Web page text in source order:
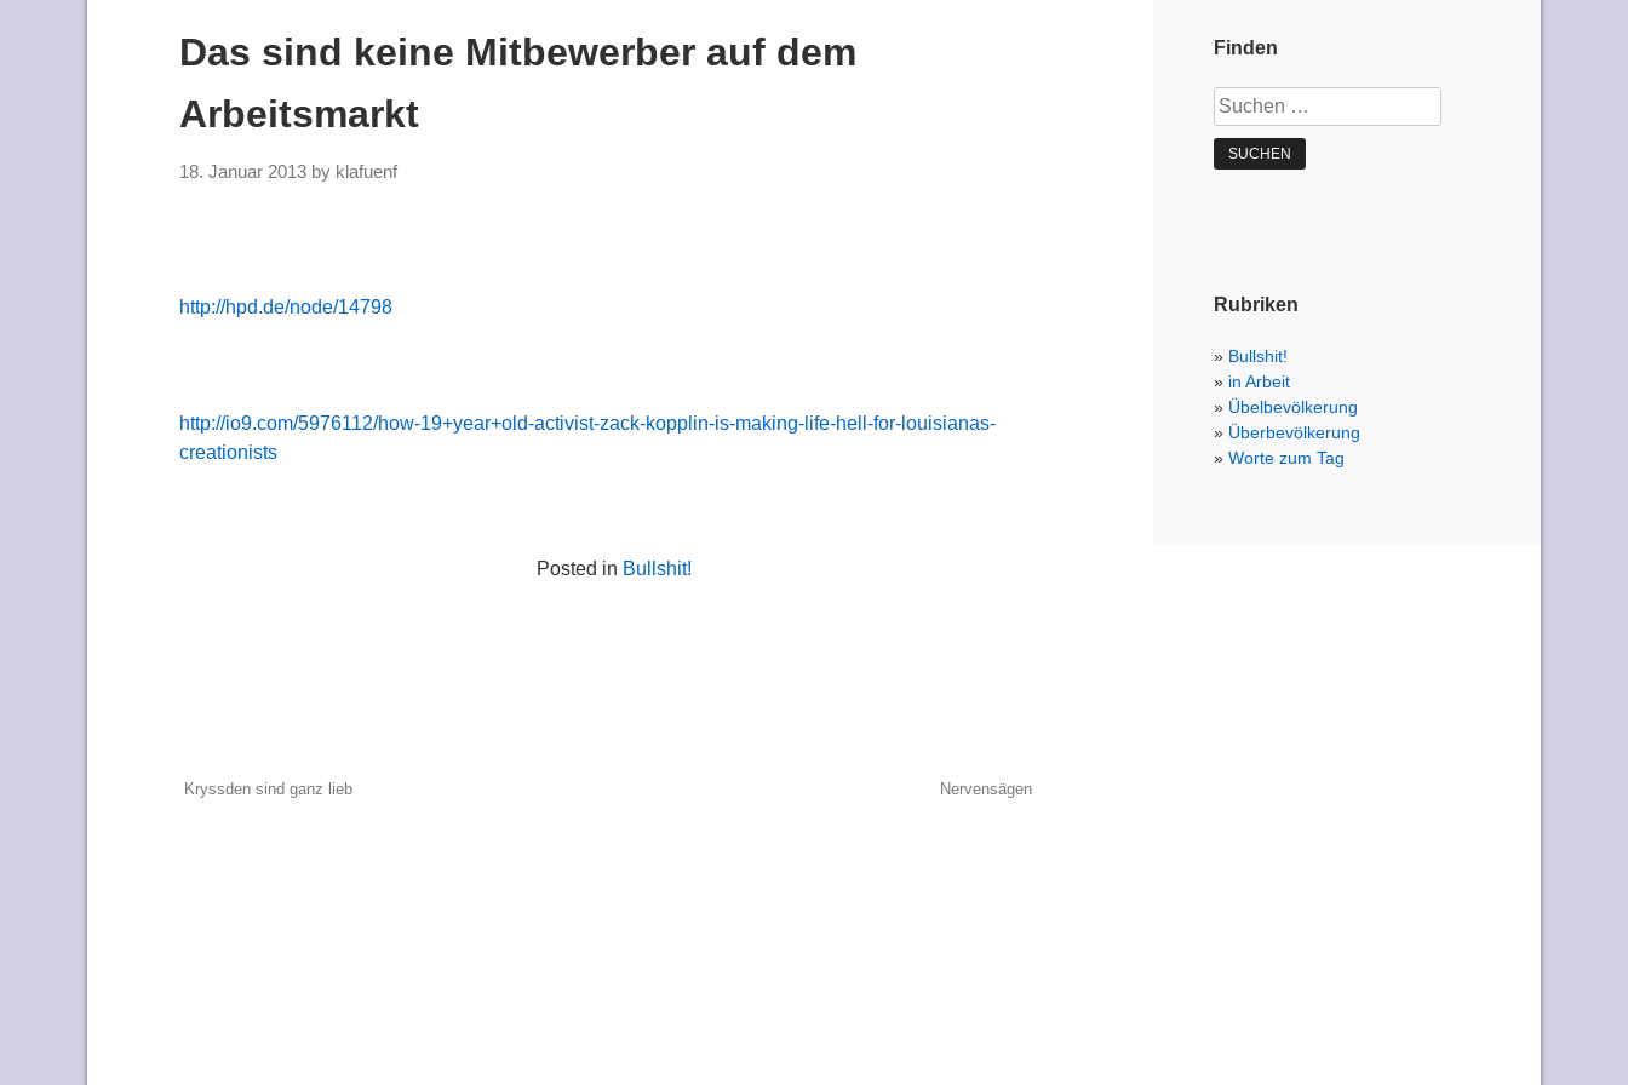
Das sind keine Mitbewerber auf dem
Arbeitsmarkt
18. Januar 2013 by klafuenf
http://hpd.de/node/14798
http://io9.com/5976112/how-19+year+old-activist-zack-kopplin-is-making-life-hell-for-louisianas-
creationists
Posted in Bullshit!
Beitragsnavigation
Kryssden sind ganz lieb Nervensägen
Finden
Suchen
nach:
Rubriken
Bullshit!
in Arbeit
Übelbevölkerung
Überbevölkerung
Worte zum Tag